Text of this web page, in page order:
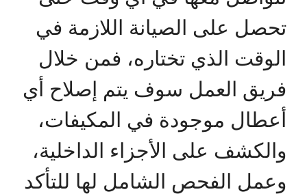
تحصل على الصيانة اللازمة في
الوقت الذي تختاره، فمن خلال
فريق العمل سوف يتم إصلاح أي
أعطال موجودة في المكيفات،
والكشف على الأجزاء الداخلية،
وعمل الفحص الشامل لها للتأكد